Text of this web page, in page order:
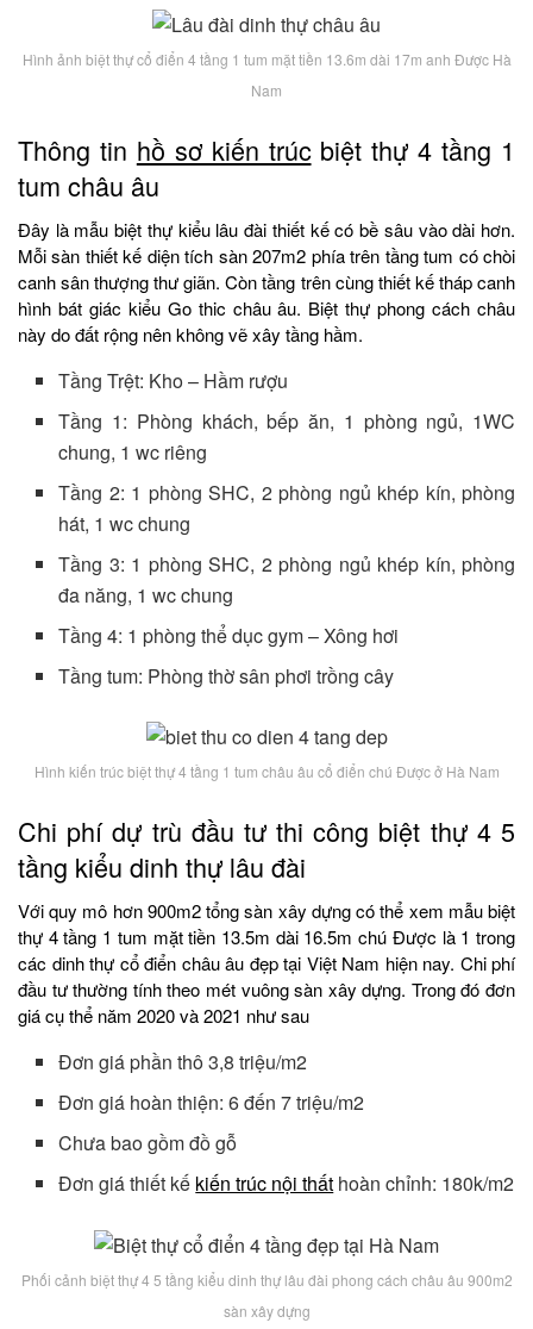
Hình ảnh biệt thự cổ điển 4 tầng 1 tum mặt tiền 13.6m dài 17m anh Được Hà
Nam
Thông tin hồ sơ kiến trúcbiệt thự 4 tầng 1
tum châu âu
Đây là mẫu biệt thự kiểu lâu đài thiết kế có bề sâu vào dài hơn.
Mỗi sàn thiết kế diện tích sàn 207m2 phía trên tầng tum có chòi
canh sân thượng thư giãn. Còn tầng trên cùng thiết kế tháp canh
hình bát giác kiểu Go thic châu âu. Biệt thự phong cách châu
này do đất rộng nên không vẽ xây tầng hầm.
Tầng Trệt: Kho – Hầm rượu
Tầng 1: Phòng khách, bếp ăn, 1 phòng ngủ, 1WC
chung, 1 wc riêng
Tầng 2: 1 phòng SHC, 2 phòng ngủ khép kín, phòng
hát, 1 wc chung
Tầng 3: 1 phòng SHC, 2 phòng ngủ khép kín, phòng
đa năng, 1 wc chung
Tầng 4: 1 phòng thể dục gym – Xông hơi
Tầng tum: Phòng thờ sân phơi trồng cây
Hình kiến trúc biệt thự 4 tầng 1 tum châu âu cổ điển chú Được ở Hà Nam
Chi phí dự trù đầu tư thi công biệt thự 4 5
tầng kiểu dinh thự lâu đài
Với quy mô hơn 900m2 tổng sàn xây dựng có thể xem mẫu biệt
thự 4 tầng 1 tum mặt tiền 13.5m dài 16.5m chú Được là 1 trong
các dinh thự cổ điển châu âu đẹp tại Việt Nam hiện nay. Chi phí
đầu tư thường tính theo mét vuông sàn xây dựng. Trong đó đơn
giá cụ thể năm 2020 và 2021 như sau
Đơn giá phần thô 3,8 triệu/m2
Đơn giá hoàn thiện: 6 đến 7 triệu/m2
Chưa bao gồm đồ gỗ
Đơn giá thiết kế kiến trúc nội thất hoàn chỉnh: 180k/m2
Phối cảnh biệt thự 4 5 tầng kiểu dinh thự lâu đài phong cách châu âu 900m2
sàn xây dựng